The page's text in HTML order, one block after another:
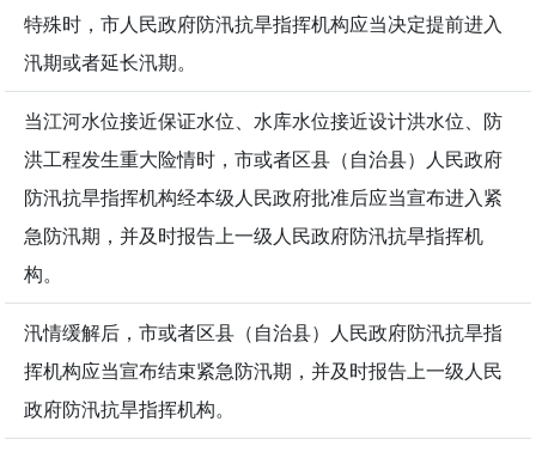
特殊时，市人民政府防汛抗旱指挥机构应当决定提前进入
汛期或者延长汛期。
当江河水位接近保证水位、水库水位接近设计洪水位、防
洪工程发生重大险情时，市或者区县（自治县）人民政府
防汛抗旱指挥机构经本级人民政府批准后应当宣布进入紧
急防汛期，并及时报告上一级人民政府防汛抗旱指挥机
构。
汛情缓解后，市或者区县（自治县）人民政府防汛抗旱指
挥机构应当宣布结束紧急防汛期，并及时报告上一级人民
政府防汛抗旱指挥机构。